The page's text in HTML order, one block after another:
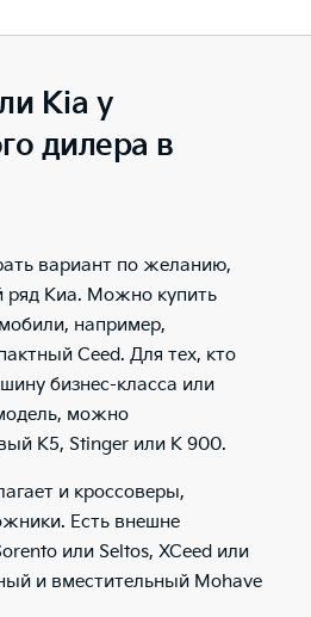
Kia у
дилера в
вариант по желанию,
ряд Киа. Можно купить
, например,
Ceed. Для тех, кто
бизнес-класса или
, можно
К5, Stinger или K 900.
и кроссоверы,
Есть внешне
или Seltos, XCeed или
и вместительный Mohave